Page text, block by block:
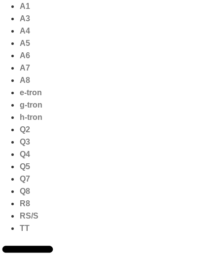
naar
inhoud
A1
A3
A4
A5
A6
A7
A8
e-tron
g-tron
h-tron
Q2
Q3
Q4
Q5
Q7
Q8
R8
RS/S
TT